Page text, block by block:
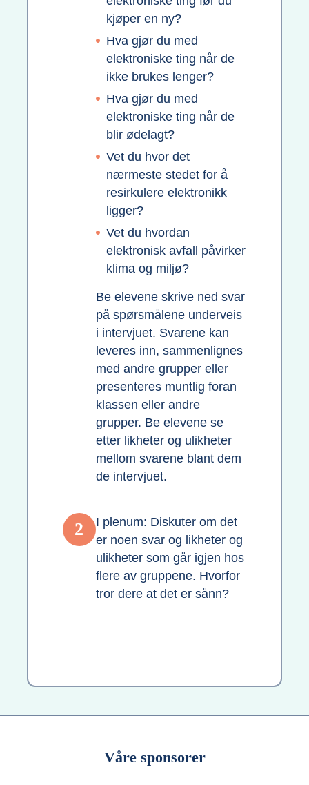
kjøper en ny?
Hva gjør du med
elektroniske ting når de
ikke brukes lenger?
Hva gjør du med
elektroniske ting når de
blir ødelagt?
Vet du hvor det
nærmeste stedet for å
resirkulere elektronikk
ligger?
Vet du hvordan
elektronisk avfall påvirker
klima og miljø?
Be elevene skrive ned svar
på spørsmålene underveis
i intervjuet. Svarene kan
leveres inn, sammenlignes
med andre grupper eller
presenteres muntlig foran
klassen eller andre
grupper. Be elevene se
etter likheter og ulikheter
mellom svarene blant dem
de intervjuet.
2
I plenum: Diskuter om det
er noen svar og likheter og
ulikheter som går igjen hos
flere av gruppene. Hvorfor
tror dere at det er sånn?
Våre sponsorer